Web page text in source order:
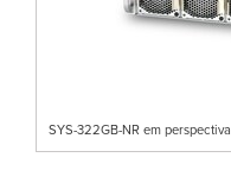
SYS-322GB-NR em perspectiva